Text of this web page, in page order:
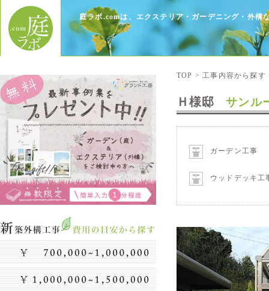
庭ラボ.comは、エクステリア・ガーデニング・外構
TOP >工事内容から探す
Ｈ様邸サンル
ガーデン工事
ウッドデッキ工